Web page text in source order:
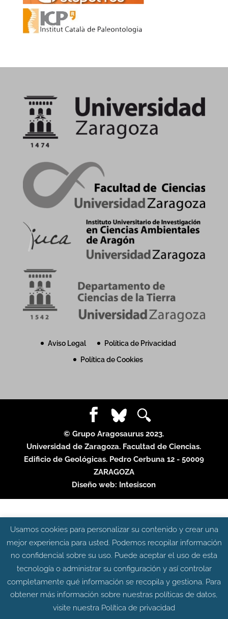
Aviso Legal
Política de Privacidad
Política de Cookies
© Grupo Aragosaurus 2023.
Universidad de Zaragoza. Facultad de Ciencias.
Edificio de Geológicas. Pedro Cerbuna 12 - 50009
ZARAGOZA
Diseño web: Intesiscon
Usamos cookies para personalizar su contenido y crear una
mejor experiencia para usted. Podemos recopilar información
no confidencial sobre su uso. Puede aceptar el uso de esta
tecnología o administrar su configuración y así controlar
completamente qué información se recopila y gestiona. Para
obtener más información sobre nuestras políticas de datos,
visite nuestra Política de privacidad